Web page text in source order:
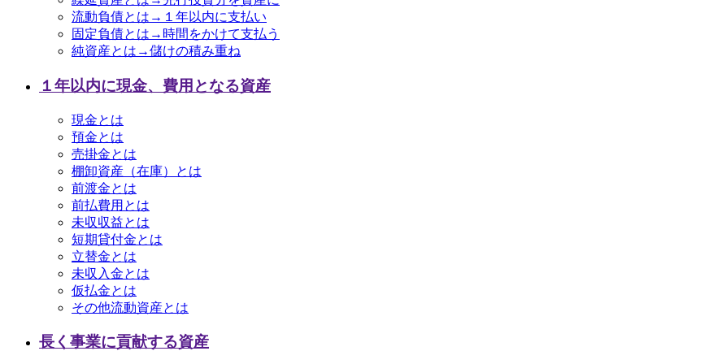
流動負債とは→１年以内に支払い
固定負債とは→時間をかけて支払う
純資産とは→儲けの積み重ね
１年以内に現金、費用となる資産
現金とは
預金とは
売掛金とは
棚卸資産（在庫）とは
前渡金とは
前払費用とは
未収収益とは
短期貸付金とは
立替金とは
未収入金とは
仮払金とは
その他流動資産とは
長く事業に貢献する資産